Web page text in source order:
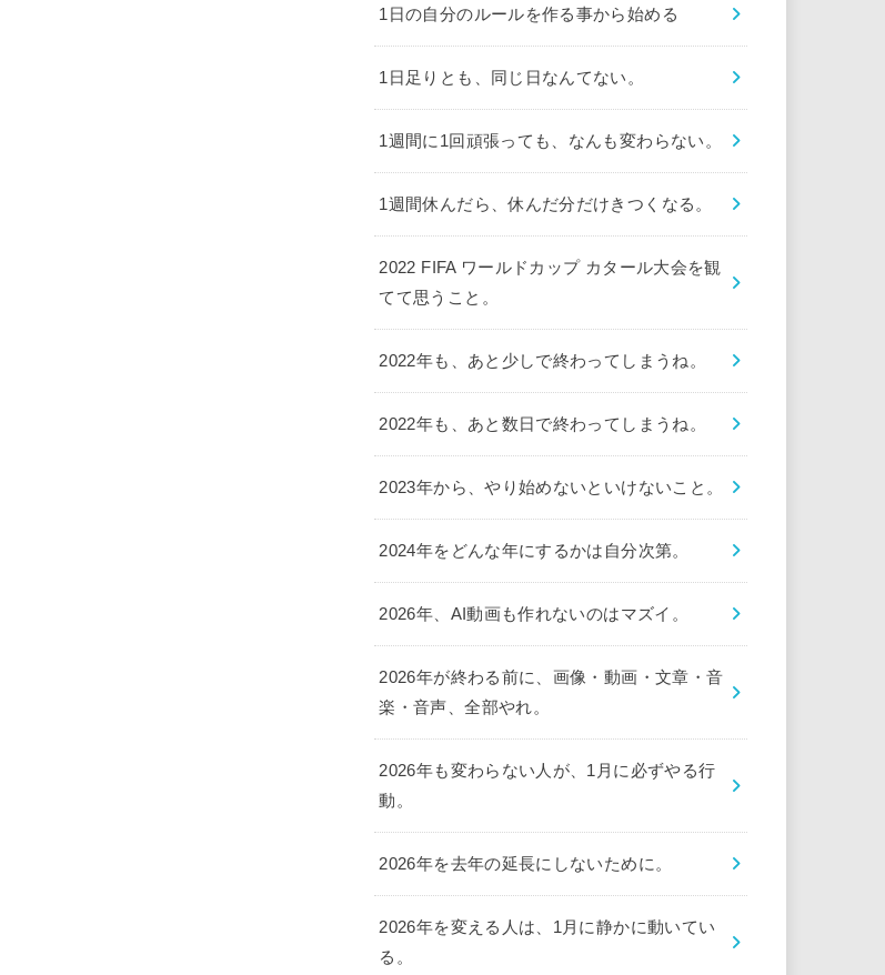
1日の自分のルールを作る事から始める
1日足りとも、同じ日なんてない。
1週間に1回頑張っても、なんも変わらない。
1週間休んだら、休んだ分だけきつくなる。
2022 FIFA ワールドカップ カタール大会を観
てて思うこと。
2022年も、あと少しで終わってしまうね。
2022年も、あと数日で終わってしまうね。
2023年から、やり始めないといけないこと。
2024年をどんな年にするかは自分次第。
2026年、AI動画も作れないのはマズイ。
2026年が終わる前に、画像・動画・文章・音
楽・音声、全部やれ。
2026年も変わらない人が、1月に必ずやる行
動。
2026年を去年の延長にしないために。
2026年を変える人は、1月に静かに動いてい
る。